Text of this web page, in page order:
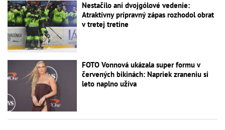
Nestačilo ani dvojgólové vedenie:
Atraktívny prípravný zápas rozhodol obrat
v tretej tretine
FOTO Vonnová ukázala super formu v
červených bikinách: Napriek zraneniu si
leto naplno užíva